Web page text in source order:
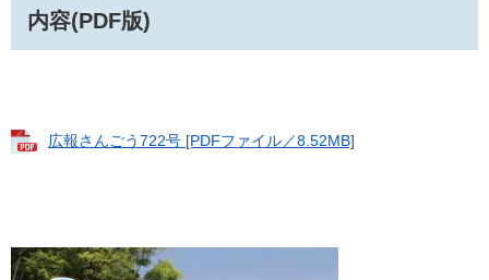
内容(PDF版)
広報さんごう722号 [PDFファイル／8.52MB]